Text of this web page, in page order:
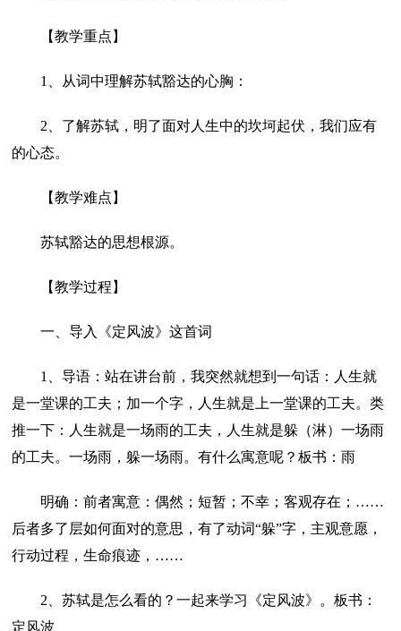
【教学重点】
1、从词中理解苏轼豁达的心胸：
2、了解苏轼，明了面对人生中的坎坷起伏，我们应有
的心态。
【教学难点】
苏轼豁达的思想根源。
【教学过程】
一、导入《定风波》这首词
1、导语：站在讲台前，我突然就想到一句话：人生就
是一堂课的工夫；加一个字，人生就是上一堂课的工夫。类
推一下：人生就是一场雨的工夫，人生就是躲（淋）一场雨
的工夫。一场雨，躲一场雨。有什么寓意呢？板书：雨
明确：前者寓意：偶然；短暂；不幸；客观存在；……
后者多了层如何面对的意思，有了动词“躲”字，主观意愿，
行动过程，生命痕迹，……
2、苏轼是怎么看的？一起来学习《定风波》。板书：
定风波